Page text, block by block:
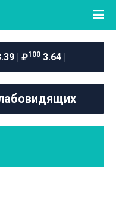
| ₽100 3.64 |